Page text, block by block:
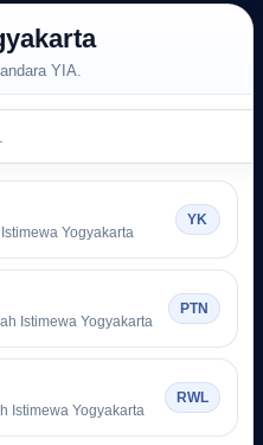
YIA.
Yogyakarta
YK
Istimewa Yogyakarta
PTN
Istimewa Yogyakarta
RWL